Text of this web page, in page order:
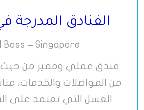
الفنادق المدرجة
Boss – Singapore
فندق عملي ومميز من حيث
من المواصلات والخدمات،
العسل التي تعتمد على